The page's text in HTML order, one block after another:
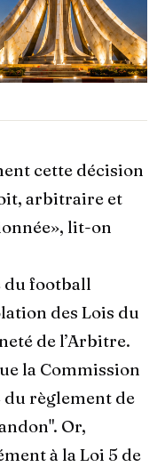
cette décision
arbitraire et
lit-on
du football
des Lois du
de l’Arbitre.
la Commission
du règlement de
Or,
à la Loi 5 de